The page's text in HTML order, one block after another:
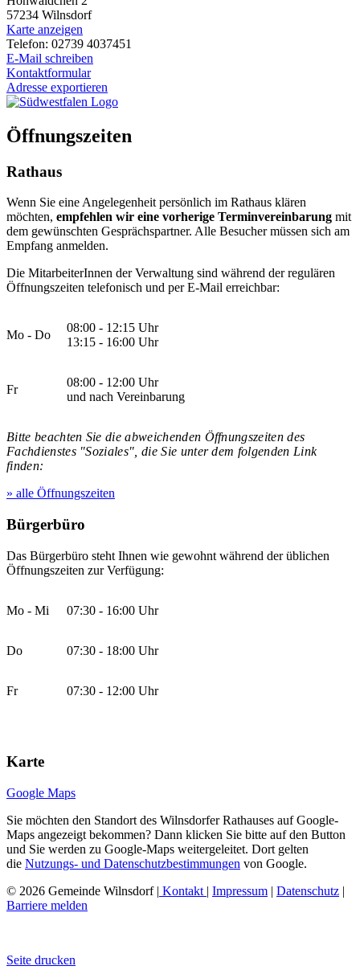
57234 Wilnsdorf
Karte anzeigen
Telefon: 02739 4037451
E-Mail schreiben
Kontaktformular
Adresse exportieren
Öffnungszeiten
Rathaus
Wenn Sie eine Angelegenheit persönlich im Rathaus klären
möchten, empfehlen wir eine vorherige Terminvereinbarung mit
dem gewünschten Gesprächspartner. Alle Besucher müssen sich am
Empfang anmelden.
Die MitarbeiterInnen der Verwaltung sind während der regulären
Öffnungszeiten telefonisch und per E-Mail erreichbar:
Mo - Do
08:00 - 12:15 Uhr
13:15 - 16:00 Uhr
Fr
08:00 - 12:00 Uhr
und nach Vereinbarung
Bitte beachten Sie die abweichenden Öffnungszeiten des
Fachdienstes "Soziales", die Sie unter dem folgenden Link
finden:
» alle Öffnungszeiten
Bürgerbüro
Das Bürgerbüro steht Ihnen wie gewohnt während der üblichen
Öffnungszeiten zur Verfügung:
Mo - Mi 07:30 - 16:00 Uhr
Do 07:30 - 18:00 Uhr
Fr 07:30 - 12:00 Uhr
Karte
Google Maps
Sie möchten den Standort des Wilnsdorfer Rathauses auf Google-
Maps angezeigt bekommen? Dann klicken Sie bitte auf den Button
und Sie werden zu Google-Maps weitergeleitet. Dort gelten
die Nutzungs- und Datenschutzbestimmungen von Google.
© 2026 Gemeinde Wilnsdorf | Kontakt | Impressum | Datenschutz |
Barriere melden
Seite drucken